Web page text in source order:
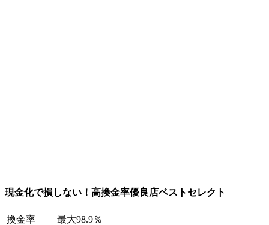
現金化で損しない！高換金率優良店ベストセレクト
換金率
最大98.9％